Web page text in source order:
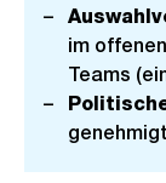
im
Teams
genehmigt